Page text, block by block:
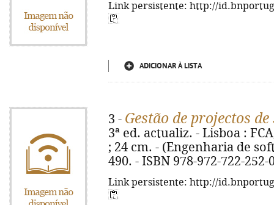
Link persistente: http://
ADICIONAR À LISTA
3 - Gestão de projectos
3ª ed. actualiz. - Lisboa :
; 24 cm. - (Engenharia de
490. - ISBN 978-972-722-252-
Link persistente: http://